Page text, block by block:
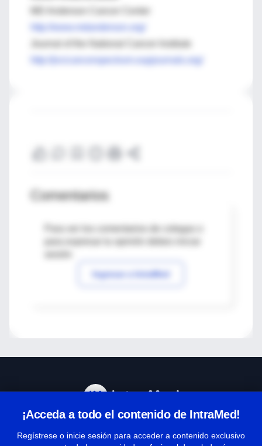
http://jncicancerspectrum.oupjournals.org/
Comentarios
Para ver los comentarios de colegas o
Ingresar a IntraMed
¡Acceda a todo el contenido de IntraMed!
Regístrese o inicie sesión para acceder a contenido exclusivo